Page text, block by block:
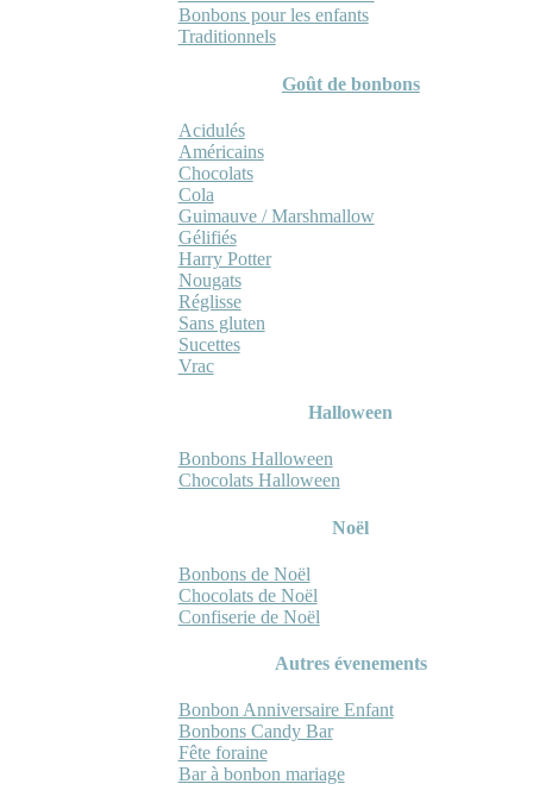
Bonbons pour les enfants
Traditionnels
Goût de bonbons
Acidulés
Américains
Chocolats
Cola
Guimauve / Marshmallow
Gélifiés
Harry Potter
Nougats
Réglisse
Sans gluten
Sucettes
Vrac
Halloween
Bonbons Halloween
Chocolats Halloween
Noël
Bonbons de Noël
Chocolats de Noël
Confiserie de Noël
Autres évenements
Bonbon Anniversaire Enfant
Bonbons Candy Bar
Fête foraine
Bar à bonbon mariage